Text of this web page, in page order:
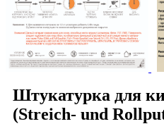
Штукатурка для
(Streich- und